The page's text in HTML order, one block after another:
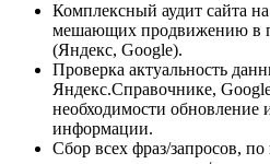
Комплексный аудит сайта
мешающих продвижению в
(Яндекс, Google).
Проверка актуальность
Яндекс.Справочнике,
необходимости обновление
информации.
Сбор всех фраз/запросов,